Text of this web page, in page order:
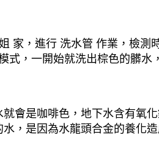
家，進行 洗水管 作業，檢
，一開始就洗出棕色的髒
會是咖啡色，地下水含有氧
，是因為水龍頭合金的養化